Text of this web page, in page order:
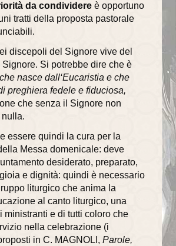
da condividere è opportuno
tratti della proposta pastorale
discepoli del Signore vive del
Signore. Si potrebbe dire che è
nasce dall‘Eucaristia e che
preghiera fedele e fiduciosa,
che senza il Signore non
essere quindi la cura per la
Messa domenicale: deve
desiderato, preparato,
e dignità: quindi è necessario
liturgico che anima la
al canto liturgico, una
ministranti e di tutti coloro che
nella celebrazione (i
in C. MAGNOLI, Parole,